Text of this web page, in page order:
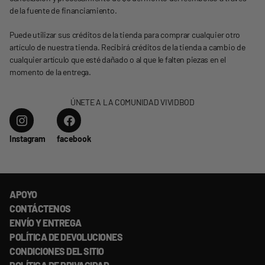
de la fuente de financiamiento.
Puede utilizar sus créditos de la tienda para comprar cualquier otro
artículo de nuestra tienda. Recibirá créditos de la tienda a cambio de
cualquier artículo que esté dañado o al que le falten piezas en el
momento de la entrega.
ÚNETE A LA COMUNIDAD VIVIDBOD
Instagram facebook
APOYO
CONTÁCTENOS
ENVÍO Y ENTREGA
POLÍTICA DE DEVOLUCIONES
CONDICIONES DEL SITIO